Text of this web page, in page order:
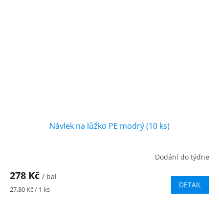
Návlek na lůžko PE modrý (10 ks)
Dodání do týdne
278 Kč / bal
Měrná
27,80 Kč / 1 ks DETAIL